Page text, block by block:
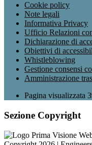
Cookie policy
Note legali
Informativa Privacy
Ufficio Relazioni
Dichiarazione di
Obiettivi di
Whistleblowing
Gestione consensi
Amministrazione
Pagina visualizzata
Sezione Copyright